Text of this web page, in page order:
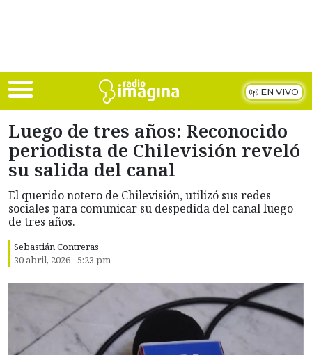
EN VIVO
Luego de tres años: Reconocido
periodista de Chilevisión reveló
su salida del canal
El querido notero de Chilevisión, utilizó sus redes
sociales para comunicar su despedida del canal luego
de tres años.
Sebastián Contreras
30 abril, 2026 - 5:23 pm